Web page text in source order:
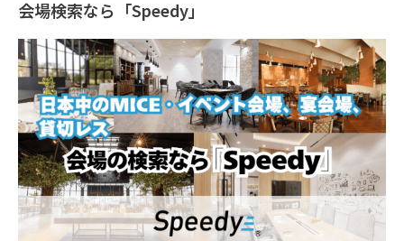
会場検索なら「Speedy」